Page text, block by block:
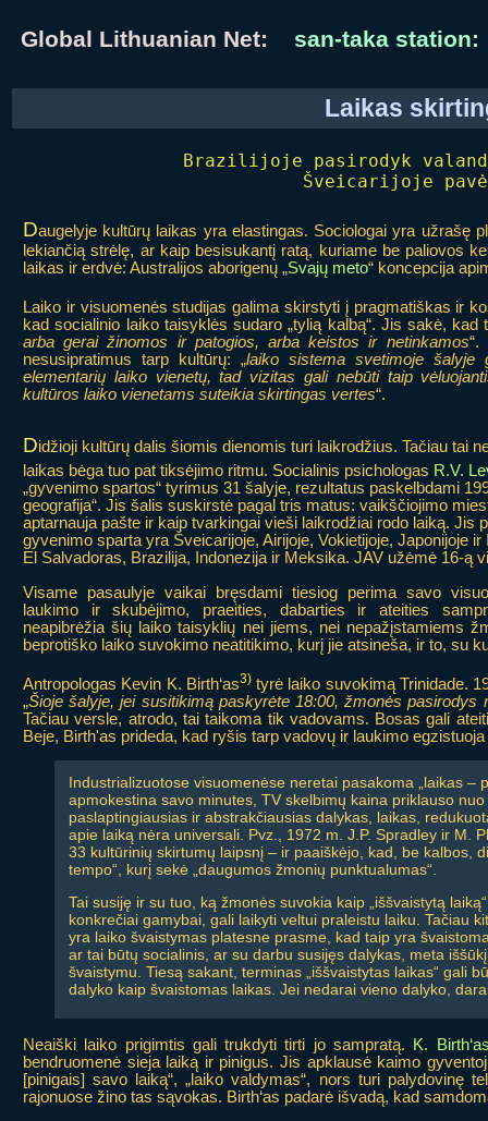
Global Lithuanian Net: san-taka station:
Laikas
Brazilijoje pasirodyk
Šveicarijoje
Daugelyje kultūrų laikas yra elastingas. Sociologai yra užrašę
lekiančią strėlę, ar kaip besisukantį ratą, kuriame be paliovos
laikas ir erdvė: Australijos aborigenų „Svajų meto“ koncepcija
Laiko ir visuomenės studijas galima skirstyti į pragmatiškas ir
kad socialinio laiko taisyklės sudaro „tylią kalbą“. Jis sakė,
arba gerai žinomos ir patogios, arba keistos ir netinkamos“.
nesusipratimus tarp kultūrų: „laiko sistema svetimoje šalyje
elementarių laiko vienetų, tad vizitas gali nebūti taip
kultūros laiko vienetams suteikia skirtingas vertes“.
Didžioji kultūrų dalis šiomis dienomis turi laikrodžius. Tačiau tai
laikas bėga tuo pat tiksėjimo ritmu. Socialinis psichologas R.V.
„gyvenimo spartos“ tyrimus 31 šalyje, rezultatus paskelbdami
geografija“. Jis šalis suskirstė pagal tris matus: vaikščiojimo
aptarnauja pašte ir kaip tvarkingai vieši laikrodžiai rodo laiką. Jis
gyvenimo sparta yra Šveicarijoje, Airijoje, Vokietijoje, Japonijoje ir
El Salvadoras, Brazilija, Indonezija ir Meksika. JAV užėmė 16-ą
Visame pasaulyje vaikai bręsdami tiesiog perima savo
laukimo ir skubėjimo, praeities, dabarties ir ateities
neapibrėžia šių laiko taisyklių nei jiems, nei nepažįstamiems
beprotiško laiko suvokimo neatitikimo, kurį jie atsineša, ir to, su
Antropologas Kevin K. Birth‘as3)tyrė laiko suvokimą Trinidade.
„Šioje šalyje, jei susitikimą paskyrėte 18:00, žmonės pasirodys
Tačiau versle, atrodo, tai taikoma tik vadovams. Bosas gali
Beje, Birth'as prideda, kad ryšis tarp vadovų ir laukimo
Industrializuotose visuomenėse neretai pasakoma „laikas
apmokestina savo minutes, TV skelbimų kaina priklauso
paslaptingiausias ir abstrakčiausias dalykas, laikas,
apie laiką nėra universali. Pvz., 1972 m. J.P. Spradley ir M.
33 kultūrinių skirtumų laipsnį – ir paaiškėjo, kad, be kalbos,
tempo“, kurį sekė „daugumos žmonių punktualumas“.
Tai susiję ir su tuo, ką žmonės suvokia kaip „iššvaistytą
konkrečiai gamybai, gali laikyti veltui praleistu laiku. Tačiau
yra laiko švaistymas platesne prasme, kad taip yra
ar tai būtų socialinis, ar su darbu susijęs dalykas, meta
švaistymu. Tiesą sakant, terminas „iššvaistytas laikas“ gali
dalyko kaip švaistomas laikas. Jei nedarai vieno dalyko,
Neaiški laiko prigimtis gali trukdyti tirti jo sampratą.
K.
bendruomenė sieja laiką ir pinigus. Jis apklausė kaimo
[pinigais] savo laiką“, „laiko valdymas“, nors turi palydovinę
rajonuose žino tas sąvokas. Birth‘as padarė išvadą, kad